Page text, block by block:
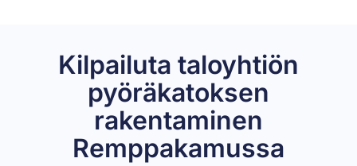
Kilpailuta taloyhtiön
pyöräkatoksen
rakentaminen
Remppakamussa